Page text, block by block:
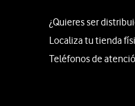
¿Quieres ser
Localiza tu tienda
Teléfonos de